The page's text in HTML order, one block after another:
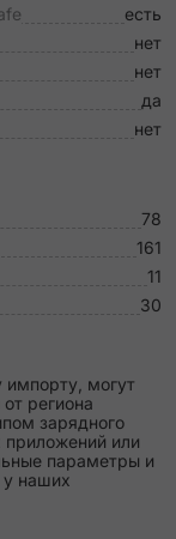
есть
нет
нет
да
нет
78
161
11
30
могут
региона
зарядного
приложений или
параметры и
у наших